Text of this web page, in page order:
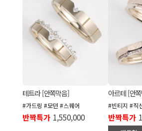
테트라 [안쪽막음]
#가드링 #모던 #스퀘어
반짝특가 1,550,000
아르테 [안
#빈티지 #직
반짝특가